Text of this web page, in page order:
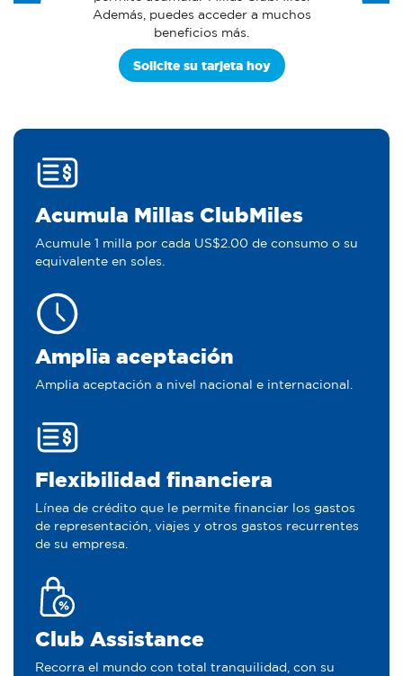
Además, puedes acceder a muchos
beneficios más.
Solicite su tarjeta hoy
Acumula Millas ClubMiles
Acumule 1 milla por cada US$2.00 de consumo o su
equivalente en soles.
Amplia aceptación
Amplia aceptación a nivel nacional e internacional.
Flexibilidad financiera
Línea de crédito que le permite financiar los gastos
de representación, viajes y otros gastos recurrentes
de su empresa.
Club Assistance
Recorra el mundo con total tranquilidad, con su